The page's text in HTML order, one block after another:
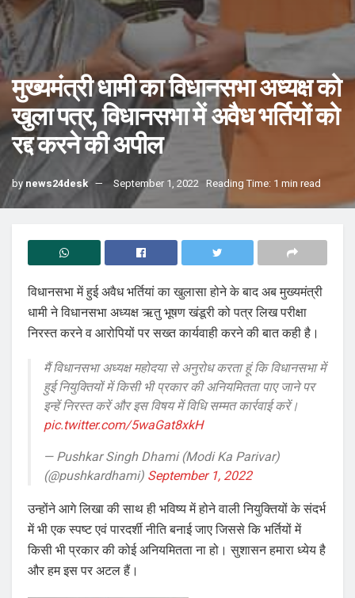
मुख्यमंत्री धामी का विधानसभा अध्यक्ष को
खुला पत्र, विधानसभा में अवैध भर्तियों को
रद्द करने की अपील
by news24desk September 1, 2022 Reading Time: 1 min read
विधानसभा में हुई अवैध भर्तियां का खुलासा होने के बाद अब मुख्यमंत्री
धामी ने विधानसभा अध्यक्ष ऋतु भूषण खंडूरी को पत्र लिख परीक्षा
निरस्त करने व आरोपियों पर सख्त कार्यवाही करने की बात कही है।
मैं विधानसभा अध्यक्ष महोदया से अनुरोध करता हूं कि विधानसभा में
हुई नियुक्तियों में किसी भी प्रकार की अनियमितता पाए जाने पर
इन्हें निरस्त करें और इस विषय में विधि सम्मत कार्रवाई करें।
pic.twitter.com/5waGat8xkH
— Pushkar Singh Dhami (Modi Ka Parivar)
(@pushkardhami) September 1, 2022
उन्होंने आगे लिखा की साथ ही भविष्य में होने वाली नियुक्तियों के संदर्भ
में भी एक स्पष्ट एवं पारदर्शी नीति बनाई जाए जिससे कि भर्तियों में
किसी भी प्रकार की कोई अनियमितता ना हो। सुशासन हमारा ध्येय है
और हम इस पर अटल हैं।